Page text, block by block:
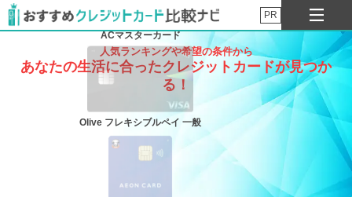
PR
人気ランキングや希望の条件から
あなたの生活に合ったクレジットカードが見つか
る！
ACマスターカード
Olive フレキシブルペイ 一般